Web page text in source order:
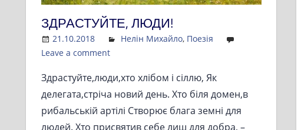
ЗДРАСТУЙТЕ, ЛЮДИ!
21.10.2018 Admin
Нелін Михайло, Поезія
Leave a comment
Здрастуйте,люди,хто хлібом і сіллю, Як
делегата,стріча новий день. Хто біля домен,в
рибальській артілі Створює блага земні для
людей. Хто присвятив себе лиш для добра, –